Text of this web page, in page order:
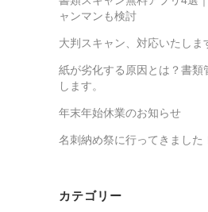
ャンマンも検討
大判スキャン、対応いたしま
紙が劣化する原因とは？書類
します。
年末年始休業のお知らせ
名刺納め祭に行ってきました
カテゴリー